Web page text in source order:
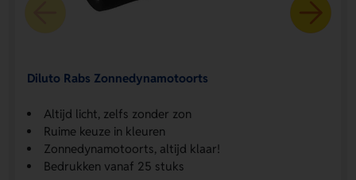
Diluto Rabs Zonnedynamotoorts
Altijd licht, zelfs zonder zon
Ruime keuze in kleuren
Zonnedynamotoorts, altijd klaar!
Bedrukken vanaf 25 stuks